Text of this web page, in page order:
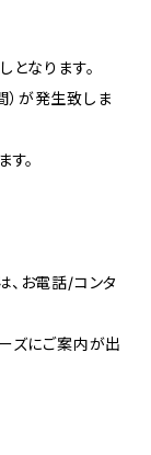
なります。
）が発生致しま
。
お電話/コンタ
ズにご案内が出